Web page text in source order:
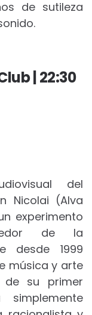
de sutileza
| 22:30
del
Nicolai (Alva
experimento
de la
desde 1999
música y arte
de su primer